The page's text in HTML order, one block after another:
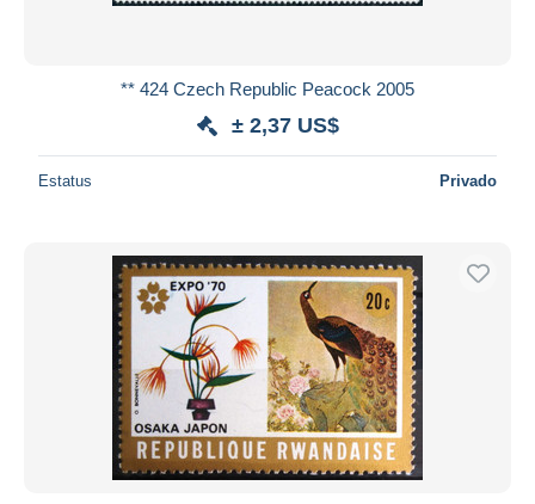
** 424 Czech Republic Peacock 2005
± 2,37 US$
Estatus Privado